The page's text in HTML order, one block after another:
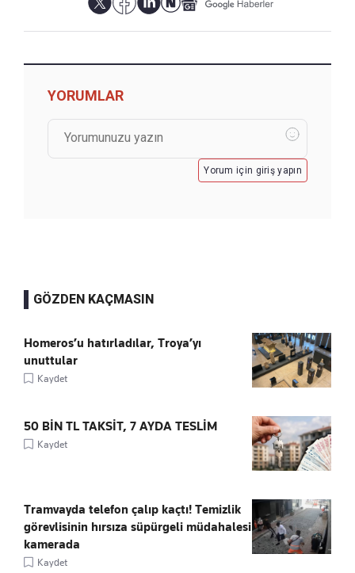
YORUMLAR
Yorum için giriş yapın
GÖZDEN KAÇMASIN
Homeros’u hatırladılar, Troya’yı
unuttular
Kaydet
50 BİN TL TAKSİT, 7 AYDA TESLİM
Kaydet
Tramvayda telefon çalıp kaçtı! Temizlik
görevlisinin hırsıza süpürgeli müdahalesi
kamerada
Kaydet